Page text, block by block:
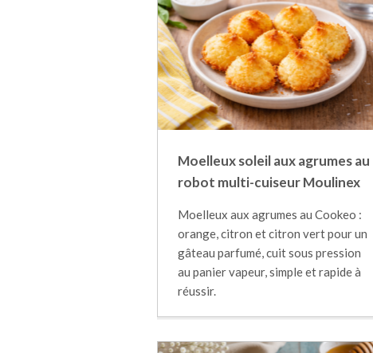
Moelleux soleil aux agrumes au
robot multi-cuiseur Moulinex
Moelleux aux agrumes au Cookeo :
orange, citron et citron vert pour un
gâteau parfumé, cuit sous pression
au panier vapeur, simple et rapide à
réussir.